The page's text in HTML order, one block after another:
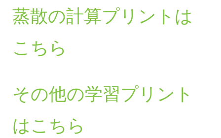
蒸散の計算プリントは
こちら
その他の学習プリント
はこちら